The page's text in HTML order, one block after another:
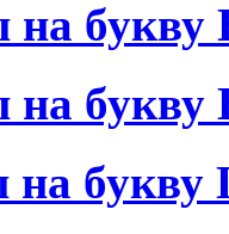
букву
букву
букву